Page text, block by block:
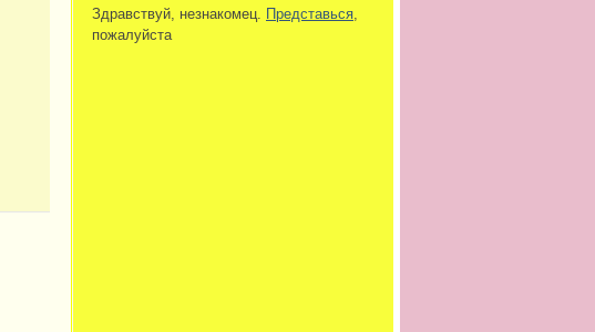
Здравствуй, незнакомец. Представься,
пожалуйста